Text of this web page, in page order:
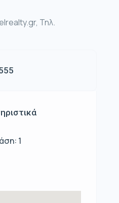
Τηλ.
1